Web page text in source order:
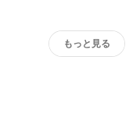
もっと見る